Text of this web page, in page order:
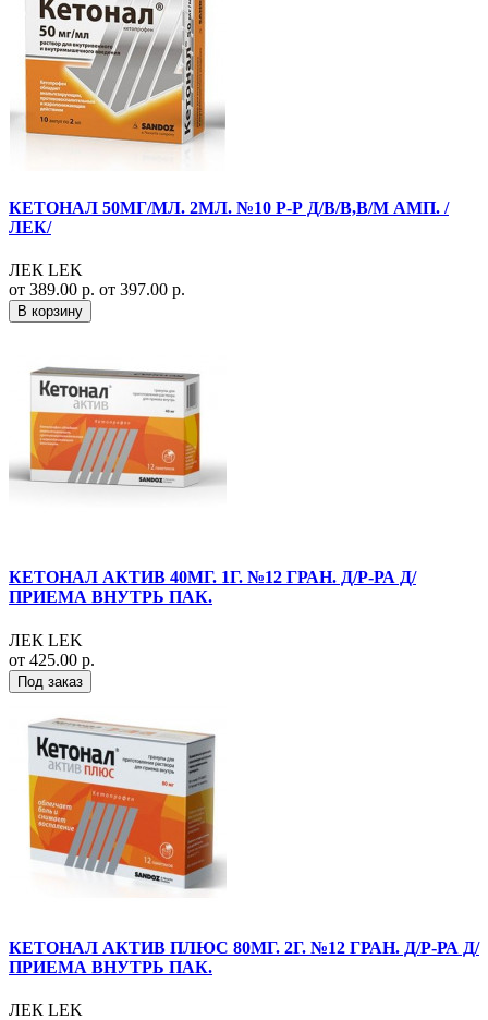
КЕТОНАЛ 50МГ/МЛ. 2МЛ. №10 Р-Р Д/В/В,В/М АМП. /
ЛЕК/
ЛЕК LEK
от 389.00 р. от 397.00 р.
В корзину
КЕТОНАЛ АКТИВ 40МГ. 1Г. №12 ГРАН. Д/Р-РА Д/
ПРИЕМА ВНУТРЬ ПАК.
ЛЕК LEK
от 425.00 р.
Под заказ
КЕТОНАЛ АКТИВ ПЛЮС 80МГ. 2Г. №12 ГРАН. Д/Р-РА Д/
ПРИЕМА ВНУТРЬ ПАК.
ЛЕК LEK